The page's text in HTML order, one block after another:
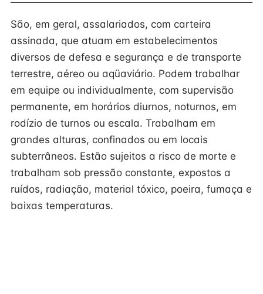
São, em geral, assalariados, com carteira
assinada, que atuam em estabelecimentos
diversos de defesa e segurança e de transporte
terrestre, aéreo ou aqüaviário. Podem trabalhar
em equipe ou individualmente, com supervisão
permanente, em horários diurnos, noturnos, em
rodízio de turnos ou escala. Trabalham em
grandes alturas, confinados ou em locais
subterrâneos. Estão sujeitos a risco de morte e
trabalham sob pressão constante, expostos a
ruídos, radiação, material tóxico, poeira, fumaça e
baixas temperaturas.